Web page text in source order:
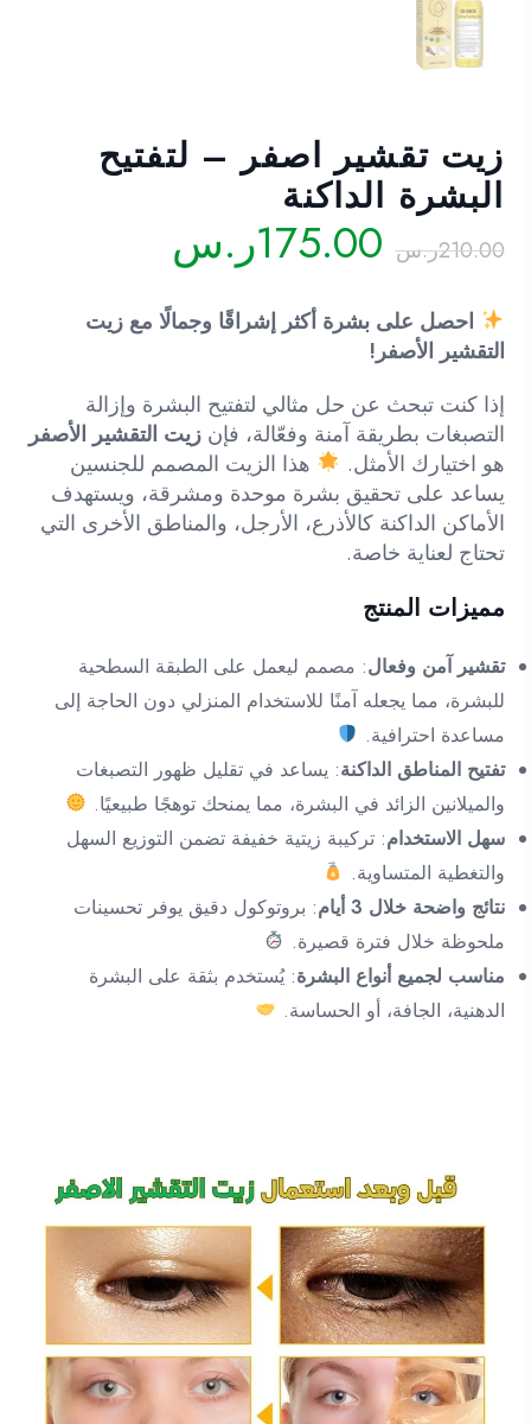
زيت تقشير اصفر – لتفتيح
البشرة الداكنة
210.00ر.س السعر
الأصلي
هو:
210.00ر.س.
175.00ر.س
هو:
175.00ر.س.
احصل على بشرة أكثر إشراقًا وجمالًا مع زيت
التقشير الأصفر!
إذا كنت تبحث عن حل مثالي لتفتيح البشرة وإزالة
التصبغات بطريقة آمنة وفعّالة، فإنزيت التقشير الأصفر
هو اختيارك الأمثل.
هذا الزيت المصمم للجنسين
يساعد على تحقيق بشرة موحدة ومشرقة، ويستهدف
الأماكن الداكنة كالأذرع، الأرجل، والمناطق الأخرى التي
تحتاج لعناية خاصة.
مميزات المنتج
تقشير آمن وفعال: مصمم ليعمل على الطبقة السطحية
للبشرة، مما يجعله آمنًا للاستخدام المنزلي دون الحاجة إلى
مساعدة احترافية.
تفتيح المناطق الداكنة: يساعد في تقليل ظهور التصبغات
والميلانين الزائد في البشرة، مما يمنحك توهجًا طبيعيًا.
سهل الاستخدام: تركيبة زيتية خفيفة تضمن التوزيع السهل
والتغطية المتساوية.
نتائج واضحة خلال 3 أيام
: بروتوكول دقيق يوفر تحسينات
ملحوظة خلال فترة قصيرة.
مناسب لجميع أنواع البشرة: يُستخدم بثقة على البشرة
الدهنية، الجافة، أو الحساسة.